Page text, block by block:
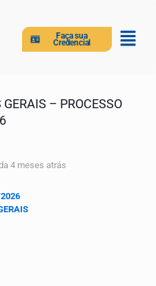
Faça sua
Credencial
– PROCESSO
4 meses atrás